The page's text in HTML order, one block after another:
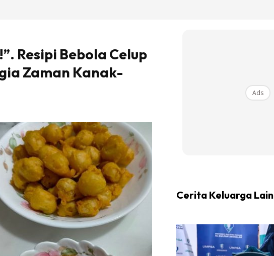
Resipi Bebola Celup
Zaman Kanak-
Ads
Cerita Keluarga Lain